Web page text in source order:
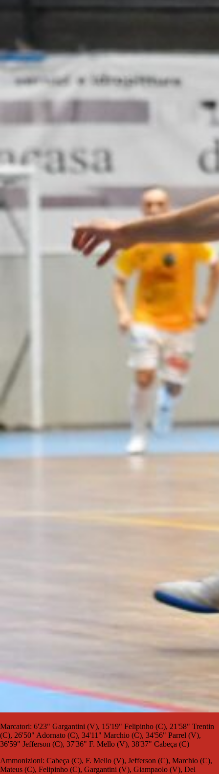
Marcatori: 6'23" Gargantini (V), 15'19" Felipinho (C), 21'58" Trentin
(C), 26'50" Adornato (C), 34'11" Marchio (C), 34'56" Parrel (V),
36'59" Jefferson (C), 37'36" F. Mello (V), 38'37" Cabeça (C)
Ammonizioni: Cabeça (C), F. Mello (V), Jefferson (C), Marchio (C),
Mateus (C), Felipinho (C), Gargantini (V), Giampaolo (V), Del